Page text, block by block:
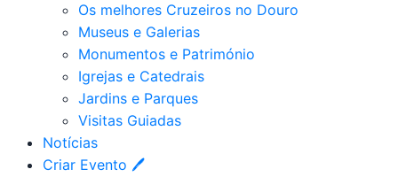
Os melhores Cruzeiros no Douro​
Museus e Galerias
Monumentos e Património
Igrejas e Catedrais
Jardins e Parques
Visitas Guiadas
Notícias
Criar Evento 🖊